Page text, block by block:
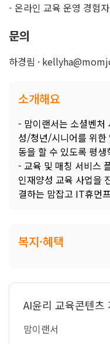
- 온라인 교육 운영 경험자
문의
하경림 ·
소개해요
- 맘이랜서는 소셜벤처
성/청년/시니어를 위한
동을 할 수 있도록 평
- 교육 및 매칭 서비스
인재양성 교육 사업을
결하는 맘잡고 IT휴먼
복지·혜택
AI윤리 교육콘텐츠
맘이랜서